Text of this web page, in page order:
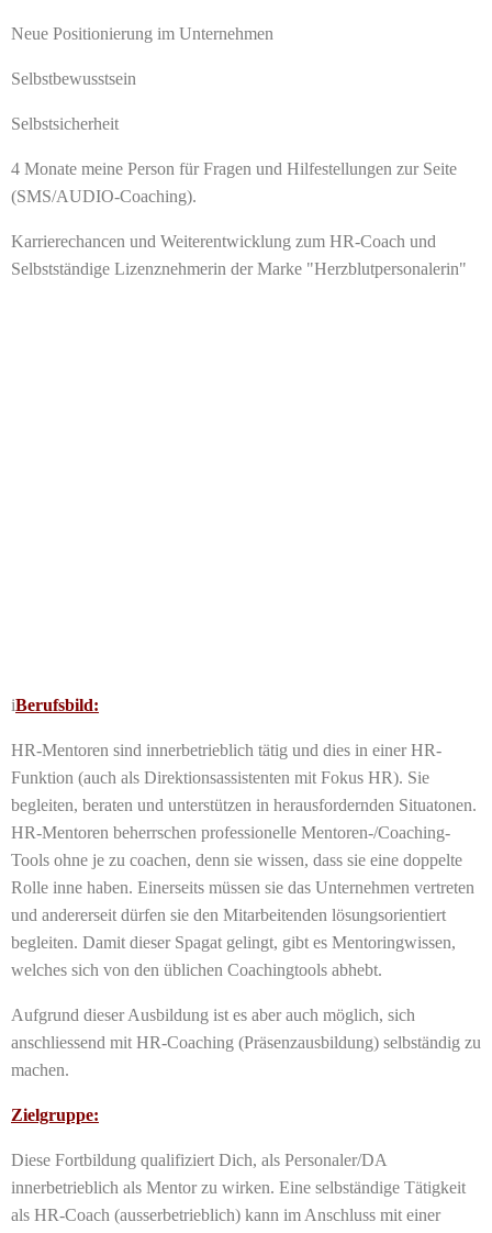
Neue Positionierung im Unternehmen
Selbstbewusstsein
Selbstsicherheit
4 Monate meine Person für Fragen und Hilfestellungen zur Seite
(SMS/AUDIO-Coaching).
Karrierechancen und Weiterentwicklung zum HR-Coach und
Selbstständige Lizenznehmerin der Marke "Herzblutpersonalerin"
iBerufsbild:
HR-Mentoren sind innerbetrieblich tätig und dies in einer HR-
Funktion (auch als Direktionsassistenten mit Fokus HR). Sie
begleiten, beraten und unterstützen in herausfordernden Situatonen.
HR-Mentoren beherrschen professionelle Mentoren-/Coaching-
Tools ohne je zu coachen, denn sie wissen, dass sie eine doppelte
Rolle inne haben. Einerseits müssen sie das Unternehmen vertreten
und andererseit dürfen sie den Mitarbeitenden lösungsorientiert
begleiten. Damit dieser Spagat gelingt, gibt es Mentoringwissen,
welches sich von den üblichen Coachingtools abhebt.
Aufgrund dieser Ausbildung ist es aber auch möglich, sich
anschliessend mit HR-Coaching (Präsenzausbildung) selbständig zu
machen.
Zielgruppe:
Diese Fortbildung qualifiziert Dich, als Personaler/DA
innerbetrieblich als Mentor zu wirken. Eine selbständige Tätigkeit
als HR-Coach (ausserbetrieblich) kann im Anschluss mit einer